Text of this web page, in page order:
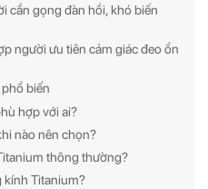
cần gọng đàn hồi, khó biến
người ưu tiên cảm giác đeo ổn
biến
hợp với ai?
nào nên chọn?
thông thường?
kính Titanium?